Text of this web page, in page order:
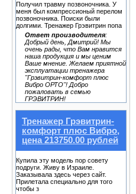
Получил травму позвоночника. У
меня был компрессионый перелом
позвоночника. Поиски были
долгими. Тренажер Грэвитрин попа
Ответ производителя:
Добрый день, Дмитрий! Мы
очень рады, что Вам нравится
наша продукция и мы ценим
Ваше мнение. Желаем приятной
эксплуатации тренажера
"Грэвитрин-комфорт плюс
Вибро ОРТО"! Добро
пожаловать в семью
ГРЭВИТРИН!
Тренажер Грэвитрин-
комфорт плюс Вибро,
цена 213750.00 рублей
Купила эту модель пор совету
подруги. Живу в Израиле.
Заказывала здесь через сайт.
Прилетала специально для того
чтобы з